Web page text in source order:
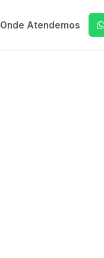
Onde Atendemos